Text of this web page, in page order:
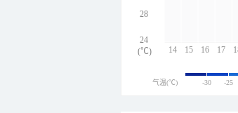
14 15 16 17
28
24
(℃)
气温(℃) -30 -25